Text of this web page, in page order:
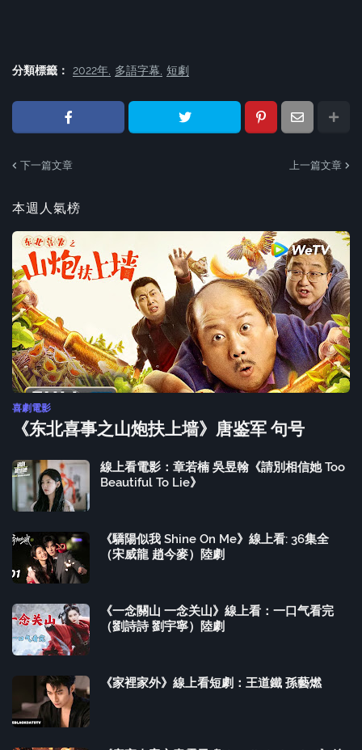
分類標籤： 2022年 多語字幕 短劇
下一篇文章 上一篇文章
本週人氣榜
喜劇電影
《东北喜事之山炮扶上墙》唐鉴军 句号
線上看電影：章若楠 吳昱翰《請別相信她 Too
Beautiful To Lie》
《驕陽似我 Shine On Me》線上看: 36集全
（宋威龍 趙今麥）陸劇
《一念關山 一念关山》線上看：一口气看完
（劉詩詩 劉宇寧）陸劇
《家裡家外》線上看短劇：王道鐵 孫藝燃